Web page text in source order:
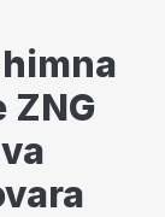
ZNG